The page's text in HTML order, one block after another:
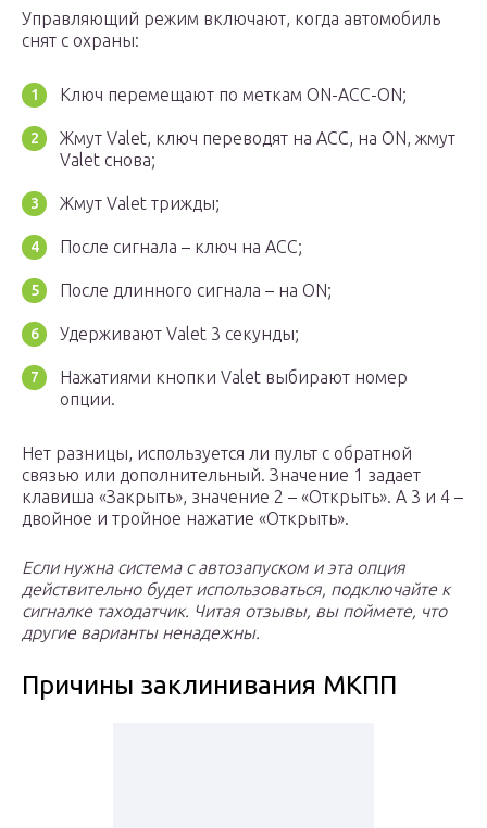
Управляющий режим включают, когда автомобиль
снят с охраны:
Ключ перемещают по меткам ON-ACC-ON;
Жмут Valet, ключ переводят на ACC, на ON, жмут
Valet снова;
Жмут Valet трижды;
После сигнала – ключ на ACC;
После длинного сигнала – на ON;
Удерживают Valet 3 секунды;
Нажатиями кнопки Valet выбирают номер
опции.
Нет разницы, используется ли пульт с обратной
связью или дополнительный. Значение 1 задает
клавиша «Закрыть», значение 2 – «Открыть». А 3 и 4 –
двойное и тройное нажатие «Открыть».
Если нужна система с автозапуском и эта опция
действительно будет использоваться, подключайте к
сигналке таходатчик. Читая отзывы, вы поймете, что
другие варианты ненадежны.
Причины заклинивания МКПП